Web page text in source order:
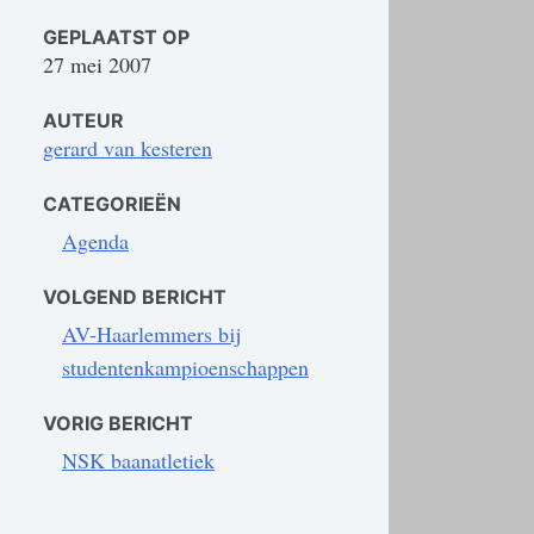
GEPLAATST OP
27 mei 2007
AUTEUR
gerard van kesteren
CATEGORIEËN
Agenda
VOLGEND BERICHT
AV-Haarlemmers bij
studentenkampioenschappen
VORIG BERICHT
NSK baanatletiek